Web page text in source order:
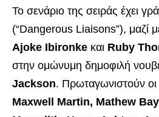
Το σενάριο της σειράς έχει
(“Dangerous Liaisons”), μαζί
Ajoke Ibironke και Ruby
στην ομώνυμη δημοφιλή
Jackson. Πρωταγωνιστούν οι
Maxwell Martin, Mathew